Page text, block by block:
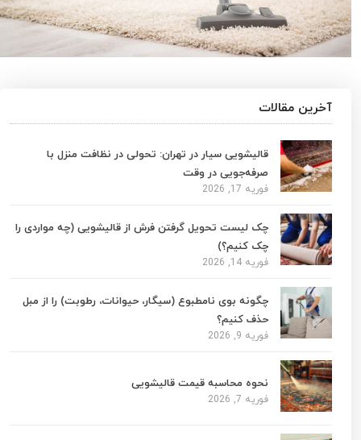
آخرین مقالات
قالیشویی سیار در تهران: تحولی در نظافت منزل با
صرفه‌جویی در وقت
فوریه 17, 2026
چک لیست تحویل گرفتن فرش از قالیشویی (چه مواردی را
چک کنیم؟)
فوریه 14, 2026
چگونه بوی نامطبوع (سیگار، حیوانات، رطوبت) را از مبل
حذف کنیم؟
فوریه 9, 2026
نحوه محاسبه قیمت قالیشویی
فوریه 7, 2026